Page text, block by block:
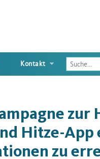
Kontakt
Enter
the
to
search
for
Hitze-
zu